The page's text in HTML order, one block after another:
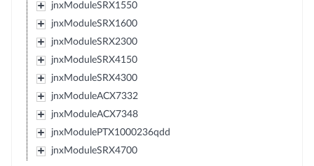
jnxModuleSRX1550
jnxModuleSRX1600
jnxModuleSRX2300
jnxModuleSRX4150
jnxModuleSRX4300
jnxModuleACX7332
jnxModuleACX7348
jnxModulePTX1000236qdd
jnxModuleSRX4700